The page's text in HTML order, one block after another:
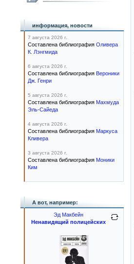
информация, новости
7 августа 2026 г.
Составлена библиография Оливера
К. Лэнгмида
6 августа 2026 г.
Составлена библиография Вероники
Дж. Генри
5 августа 2026 г.
Составлена библиография Махмуда
Эль-Сайеда
4 августа 2026 г.
Составлена библиография Маркуса
Кливера
3 августа 2026 г.
Составлена библиография Моники
Ким
А вот, например:
Эд Макбейн
Ненавидящий полицейских